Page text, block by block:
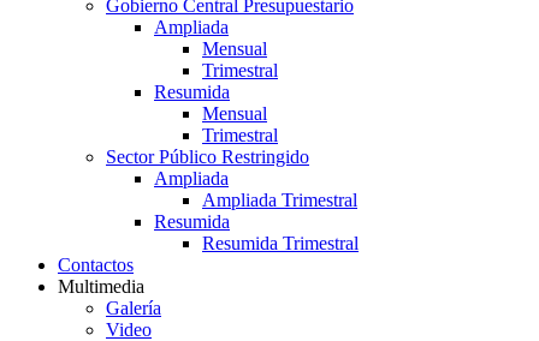
Gobierno Central Presupuestario
Ampliada
Mensual
Trimestral
Resumida
Mensual
Trimestral
Sector Público Restringido
Ampliada
Ampliada Trimestral
Resumida
Resumida Trimestral
Contactos
Multimedia
Galería
Video